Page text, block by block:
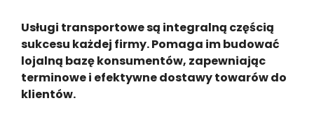
Usługi transportowe są integralną częścią
sukcesu każdej firmy. Pomaga im budować
lojalną bazę konsumentów, zapewniając
terminowe i efektywne dostawy towarów do
klientów.